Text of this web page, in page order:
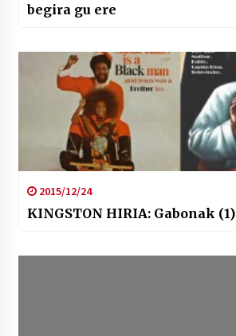
begira gu ere
2015/12/24
KINGSTON HIRIA: Gabonak (1)